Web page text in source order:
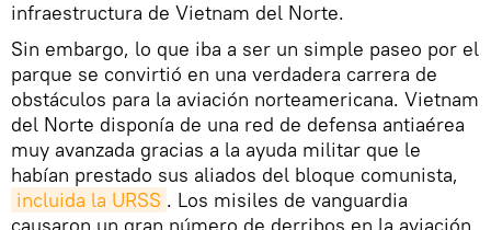
infraestructura de Vietnam del Norte.
Sin embargo, lo que iba a ser un simple paseo por el
parque se convirtió en una verdadera carrera de
obstáculos para la aviación norteamericana. Vietnam
del Norte disponía de una red de defensa antiaérea
muy avanzada gracias a la ayuda militar que le
habían prestado sus aliados del bloque comunista,
incluida la URSS . Los misiles de vanguardia
causaron un gran número de derribos en la aviación